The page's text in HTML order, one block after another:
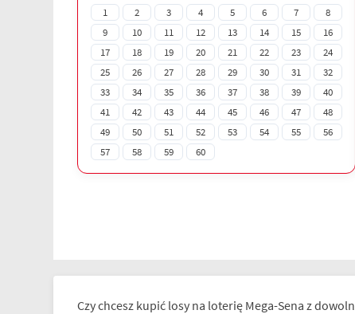
1 2 3 4 5 6 7
8
9
10 11 12 13 14 15
16
17
18 19 20 21 22 23
24
25
26 27 28 29 30 31
32
33
34 35 36 37 38 39
40
41
42 43 44 45 46 47
48
49
50 51 52 53 54 55
56
57
58 59 60
Czy chcesz kupić losy na loterię Mega-Sena z